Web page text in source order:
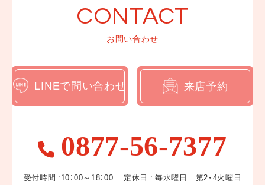
紋付袴撮影プラン
卒業式袴撮影プラン
インフォメーション
お知らせ一覧
WEBカタログ
CONTACT
お問い合わせ
LINEで問い合わせ 来店予約
0877-56-7377
受付時間 :10：00～18：00 定休日 : 毎水曜日 第2・4火曜日